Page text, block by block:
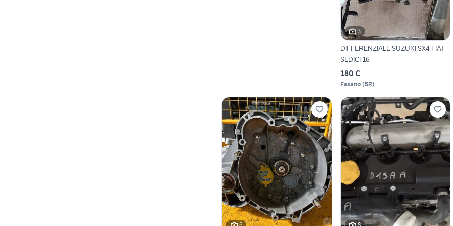
3
DIFFERENZIALE SUZUKI SX4 FIAT
SEDICI 16
180 €
Fasano(BR)